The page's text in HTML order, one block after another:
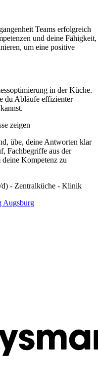
Teams erfolgreich
und deine Fähigkeit,
um eine positive
in der Küche.
du Abläufe effizienter
zeigen
übe, deine Antworten klar
Fachbegriffe aus der
Kompetenz zu
- Zentralküche - Klinik
Augsburg